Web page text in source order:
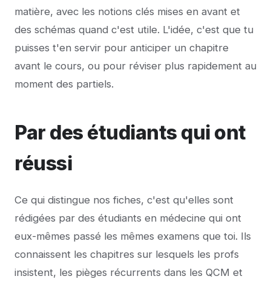
matière, avec les notions clés mises en avant et
des schémas quand c'est utile. L'idée, c'est que tu
puisses t'en servir pour anticiper un chapitre
avant le cours, ou pour réviser plus rapidement au
moment des partiels.
Par des étudiants qui ont
réussi
Ce qui distingue nos fiches, c'est qu'elles sont
rédigées par des étudiants en médecine qui ont
eux-mêmes passé les mêmes examens que toi. Ils
connaissent les chapitres sur lesquels les profs
insistent, les pièges récurrents dans les QCM et